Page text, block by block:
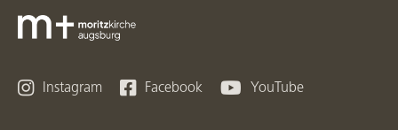
 Instagram  Facebook  YouTube